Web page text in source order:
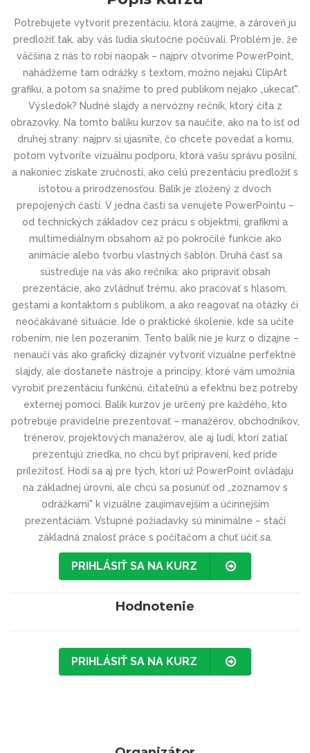
Potrebujete vytvoriť prezentáciu, ktorá zaujme, a zároveň ju
predložiť tak, aby vás ľudia skutočne počúvali. Problém je, že
väčšina z nás to robí naopak – najprv otvoríme PowerPoint,
nahádžeme tam odrážky s textom, možno nejakú ClipArt
grafiku, a potom sa snažíme to pred publikom nejako „ukecať".
Výsledok? Nudné slajdy a nervózny rečník, ktorý číta z
obrazovky. Na tomto balíku kurzov sa naučíte, ako na to ísť od
druhej strany: najprv si ujasníte, čo chcete povedať a komu,
potom vytvoríte vizuálnu podporu, ktorá vašu správu posilní,
a nakoniec získate zručnosti, ako celú prezentáciu predložiť s
istotou a prirodzenosťou. Balík je zložený z dvoch
prepojených častí. V jedna časti sa venujete PowerPointu –
od technických základov cez prácu s objektmi, grafikmi a
multimediálnym obsahom až po pokročilé funkcie ako
animácie alebo tvorbu vlastných šablón. Druhá časť sa
sústreďuje na vás ako rečníka: ako pripraviť obsah
prezentácie, ako zvládnuť trému, ako pracovať s hlasom,
gestami a kontaktom s publikom, a ako reagovať na otázky či
neočakávané situácie. Ide o praktické školenie, kde sa učíte
robením, nie len pozeraním. Tento balík nie je kurz o dizajne –
nenaučí vás ako grafický dizajnér vytvoriť vizuálne perfektné
slajdy, ale dostanete nástroje a princípy, ktoré vám umožnia
vyrobiť prezentáciu funkčnú, čitateľnú a efektnú bez potreby
externej pomoci. Balík kurzov je určený pre každého, kto
potrebuje pravidelne prezentovať – manažérov, obchodníkov,
trénerov, projektových manažérov, ale aj ľudí, ktorí zatiaľ
prezentujú zriedka, no chcú byť pripravení, keď príde
príležitosť. Hodí sa aj pre tých, ktorí už PowerPoint ovládajú
na základnej úrovni, ale chcú sa posunúť od „zoznamov s
odrážkami" k vizuálne zaujímavejším a účinnejším
prezentáciám. Vstupné požiadavky sú minimálne – stačí
základná znalosť práce s počítačom a chuť učiť sa.
PRIHLÁSIŤ SA NA KURZ
Hodnotenie
PRIHLÁSIŤ SA NA KURZ